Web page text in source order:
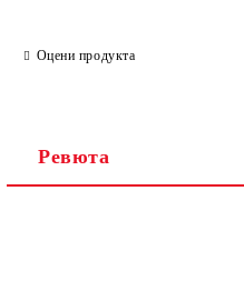
Оцени продукта
Ревюта